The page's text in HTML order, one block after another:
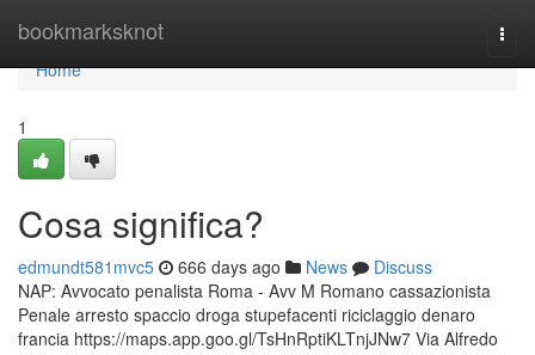
bookmarksknot
Home
Home
1
Cosa significa?
edmundt581mvc5 666 days ago News
Discuss
NAP: Avvocato penalista Roma - Avv M Romano cassazionista
Penale arresto spaccio droga stupefacenti riciclaggio denaro
francia https://maps.app.goo.gl/TsHnRptiKLTnjJNw7 Via Alfredo